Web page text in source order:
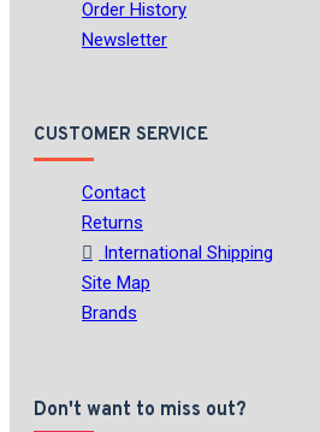
Order History
Newsletter
CUSTOMER SERVICE
Contact
Returns
International Shipping
Site Map
Brands
Don't want to miss out?